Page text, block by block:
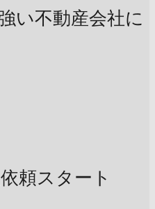
い不動産会社に
頼スタート